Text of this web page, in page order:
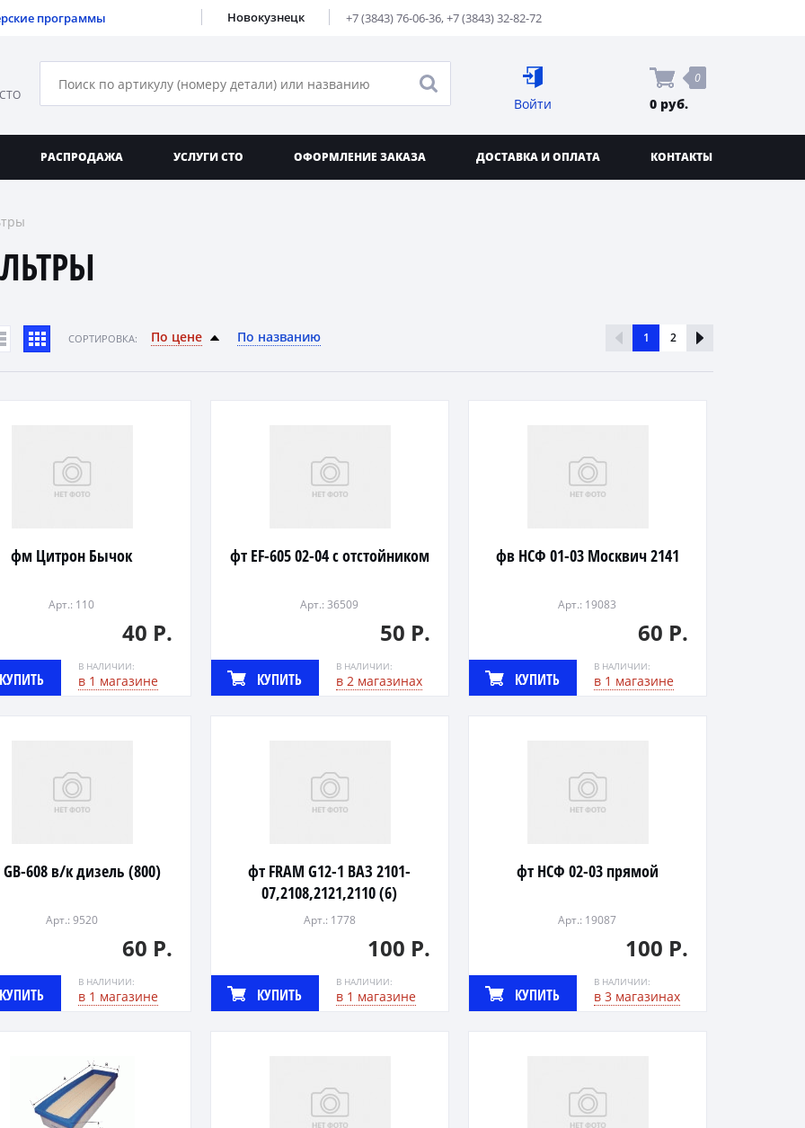
программы Новокузнецк +7 (3843) 76-06-36,+7 (3843) 32-82-72
Войти
0
0 руб.
РАСПРОДАЖА УСЛУГИ СТО ОФОРМЛЕНИЕ ЗАКАЗА ДОСТАВКА И ОПЛАТА КОНТАКТЫ
CОРТИРОВКА: По цене По названию 1 2
фм Цитрон Бычок
Арт.: 110
40 Р.
КУПИТЬ
В НАЛИЧИИ:
в 1 магазине
фт EF-605 02-04 с отстойником
Арт.: 36509
50 Р.
КУПИТЬ
В НАЛИЧИИ:
в 2 магазинах
фв НСФ 01-03 Москвич 2141
Арт.: 19083
60 Р.
КУПИТЬ
В НАЛИЧИИ:
в 1 магазине
608 в/к дизель (800)
Арт.: 9520
60 Р.
КУПИТЬ
В НАЛИЧИИ:
в 1 магазине
фт FRAM G12-1 ВАЗ 2101-
07,2108,2121,2110 (6)
Арт.: 1778
100 Р.
КУПИТЬ
В НАЛИЧИИ:
в 1 магазине
фт НСФ 02-03 прямой
Арт.: 19087
100 Р.
КУПИТЬ
В НАЛИЧИИ:
в 3 магазинах